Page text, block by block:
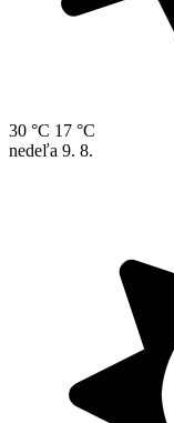
30 °C 17 °C
nedeľa 9. 8.